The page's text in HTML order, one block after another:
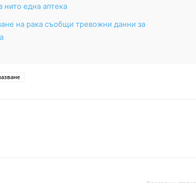
една аптека
на рака съобщи тревожни данни за